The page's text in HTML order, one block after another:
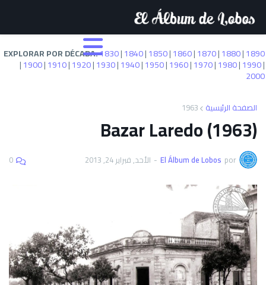
EXPLORAR POR DÉCADA:1830|1840|1850|1860|1870|1880|1890
|1900|1910|1920|1930|1940|1950|1960|1970|1980|1990|
2000
الصفحة الرئيسية 1963
Bazar Laredo (1963)
por
El Álbum de Lobos
- الأحد, فبراير 24, 2013 0